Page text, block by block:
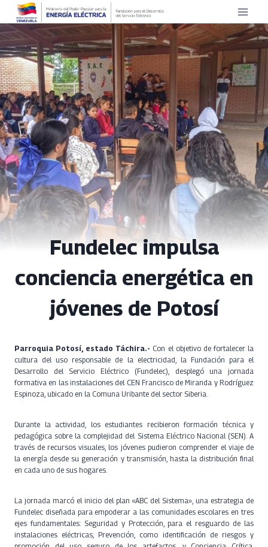
Saltar
contenido
Fundelec impulsa
conciencia energética en
jóvenes de Potosí
Parroquia Potosí, estado Táchira.- Con el objetivo de fortalecer la
cultura del uso responsable de la electricidad, la Fundación para el
Desarrollo del Servicio Eléctrico (Fundelec), desplegó una jornada
formativa en las instalaciones del CEN Francisco de Miranda y Rodríguez
Espinoza, ubicado en la Comuna Uribante del sector Siberia.
Durante la actividad, los estudiantes recibieron formación técnica y
pedagógica sobre la complejidad del Sistema Eléctrico Nacional (SEN). A
través de recursos visuales, los jóvenes pudieron comprender el viaje de
la energía desde su generación y transmisión, hasta la distribución final
en cada uno de sus hogares.
La jornada marcó el inicio del plan «ABC del Sistema», una estrategia de
Fundelec diseñada para empoderar a las comunidades escolares en tres
ejes fundamentales: Seguridad y Protección, para el resguardo de las
instalaciones eléctricas; Prevención, como identificación de riesgos y